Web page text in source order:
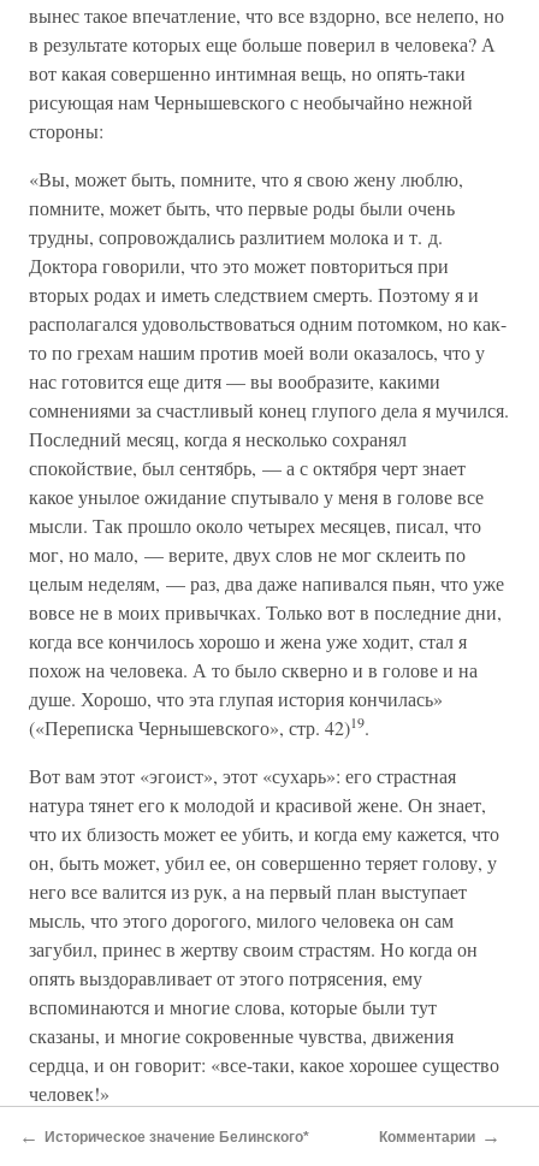
вынес такое впечатление, что все вздорно, все нелепо, но
в результате которых еще больше поверил в человека? А
вот какая совершенно интимная вещь, но опять-таки
рисующая нам Чернышевского с необычайно нежной
стороны:
«Вы, может быть, помните, что я свою жену люблю,
помните, может быть, что первые роды были очень
трудны, сопровождались разлитием молока и т. д.
Доктора говорили, что это может повториться при
вторых родах и иметь следствием смерть. Поэтому я и
располагался удовольствоваться одним потомком, но как-
то по грехам нашим против моей воли оказалось, что у
нас готовится еще дитя — вы вообразите, какими
сомнениями за счастливый конец глупого дела я мучился.
Последний месяц, когда я несколько сохранял
спокойствие, был сентябрь, — а с октября черт знает
какое унылое ожидание спутывало у меня в голове все
мысли. Так прошло около четырех месяцев, писал, что
мог, но мало, — верите, двух слов не мог склеить по
целым неделям, — раз, два даже напивался пьян, что уже
вовсе не в моих привычках. Только вот в последние дни,
когда все кончилось хорошо и жена уже ходит, стал я
похож на человека. А то было скверно и в голове и на
душе. Хорошо, что эта глупая история кончилась»
(«Переписка Чернышевского», стр. 42)19.
Вот вам этот «эгоист», этот «сухарь»: его страстная
натура тянет его к молодой и красивой жене. Он знает,
что их близость может ее убить, и когда ему кажется, что
он, быть может, убил ее, он совершенно теряет голову, у
него все валится из рук, а на первый план выступает
мысль, что этого дорогого, милого человека он сам
загубил, принес в жертву своим страстям. Но когда он
опять выздоравливает от этого потрясения, ему
вспоминаются и многие слова, которые были тут
сказаны, и многие сокровенные чувства, движения
сердца, и он говорит: «все-таки, какое хорошее существо
человек!»
Мне хотелось бы еще показать вам и его личное
← Историческое значение Белинского* Комментарии →